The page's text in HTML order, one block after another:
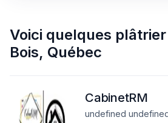
Voici quelques plâtrier
Bois, Québec
CabinetRM
undefined